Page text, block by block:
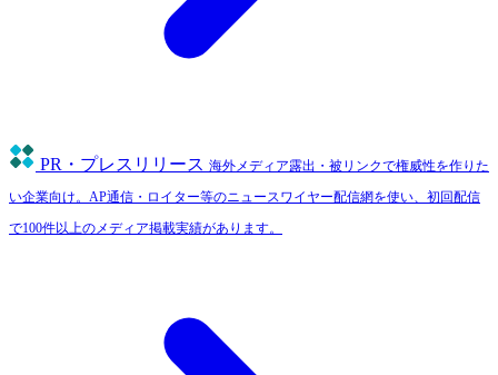
PR・プレスリリース 海外メディア露出・被リンクで権威性を作りた
い企業向け。AP通信・ロイター等のニュースワイヤー配信網を使い、初回配信
で100件以上のメディア掲載実績があります。